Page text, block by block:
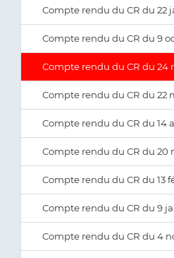
Compte rendu du CR du 22
Compte rendu du CR du 9
Compte rendu du CR du 24
Compte rendu du CR du 22
Compte rendu du CR du 14
Compte rendu du CR du 20
Compte rendu du CR du 13
Compte rendu du CR du 9
Compte rendu du CR du 4